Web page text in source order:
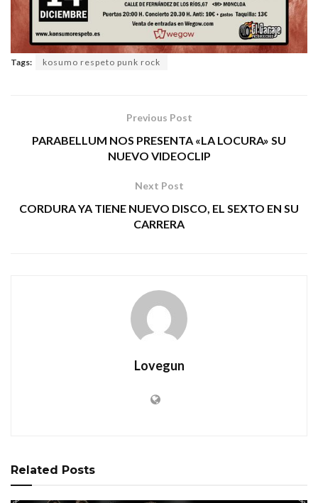
Tags: kosumo respeto punk rock
Previous Post
PARABELLUM NOS PRESENTA «LA LOCURA» SU
NUEVO VIDEOCLIP
Next Post
CORDURA YA TIENE NUEVO DISCO, EL SEXTO EN SU
CARRERA
Lovegun
Related Posts